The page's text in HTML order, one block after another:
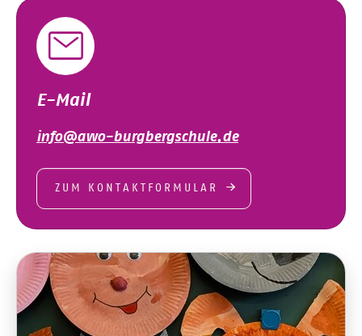
E-Mail
info@awo-burgbergschule.de
ZUM KONTAKTFORMULAR